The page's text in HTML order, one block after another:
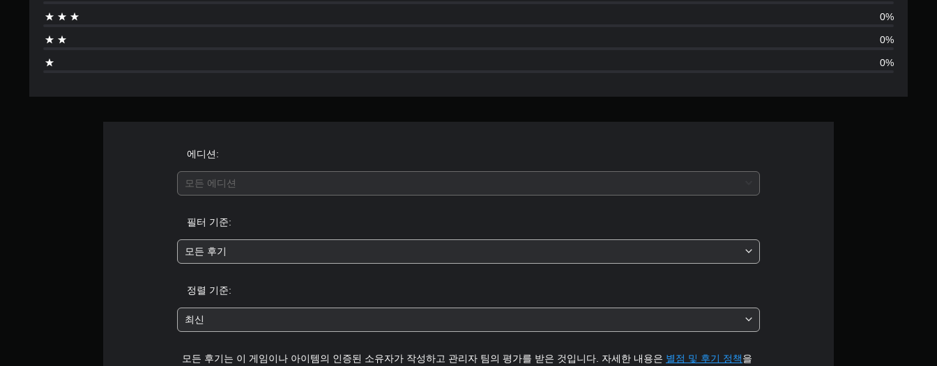
점
으
로
부
0%
0%
0%
에디션:
모든 에디션
필터 기준:
모든 후기
정렬 기준:
최신
모든 후기는 이 게임이나 아이템의 인증된 소유자가 작성하고 관리자 팀의 평가를 받은 것입니다. 자세한 내용은 별점 및 후기 정책을